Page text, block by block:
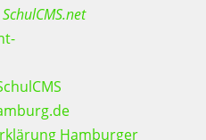
SchulCMS.net
Hamburger